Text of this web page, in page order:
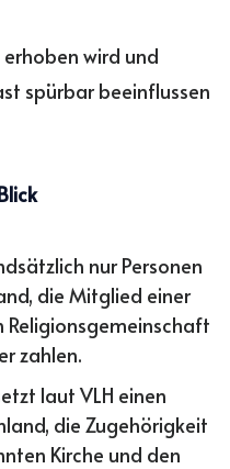
wird und
spürbar beeinflussen
nur Personen
die Mitglied einer
Religionsgemeinschaft
zahlen.
laut VLH einen
die Zugehörigkeit
Kirche und den